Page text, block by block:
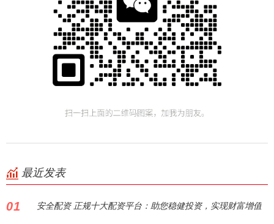
最近发表
01 安全配资 正规十大配资平台：助您稳健投资，实现财富增值